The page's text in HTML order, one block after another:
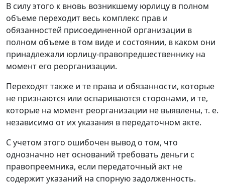
В силу этого к вновь возникшему юрлицу в полном
объеме переходит весь комплекс прав и
обязанностей присоединенной организации в
полном объеме в том виде и состоянии, в каком они
принадлежали юрлицу-правопредшественнику на
момент его реорганизации.
Переходят также и те права и обязанности, которые
не признаются или оспариваются сторонами, и те,
которые на момент реорганизации не выявлены, т. е.
независимо от их указания в передаточном акте.
С учетом этого ошибочен вывод о том, что
однозначно нет оснований требовать деньги с
правопреемника, если передаточный акт не
содержит указаний на спорную задолженность.